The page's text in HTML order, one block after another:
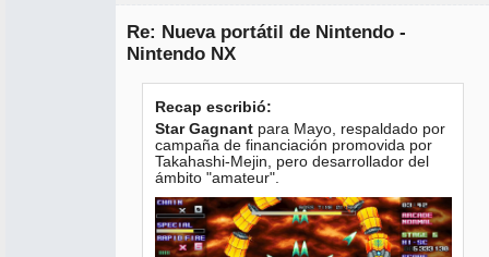
Re: Nueva portátil de Nintendo -
Nintendo NX
Recap escribió:
Star Gagnantpara Mayo, respaldado por
campaña de financiación promovida por
Takahashi-Mejin, pero desarrollador del
ámbito "amateur".